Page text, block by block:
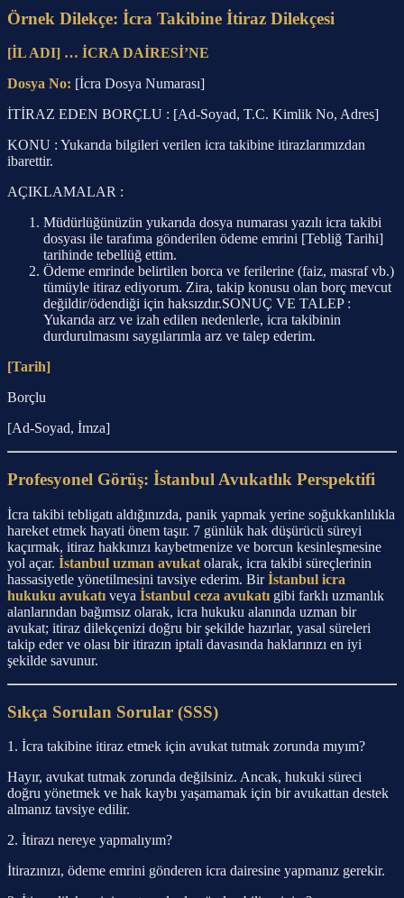
Örnek Dilekçe: İcra Takibine İtiraz Dilekçesi
[İL ADI] … İCRA DAİRESİ’NE
Dosya No: [İcra Dosya Numarası]
İTİRAZ EDEN BORÇLU : [Ad-Soyad, T.C. Kimlik No, Adres]
KONU : Yukarıda bilgileri verilen icra takibine itirazlarımızdan
ibarettir.
AÇIKLAMALAR :
Müdürlüğünüzün yukarıda dosya numarası yazılı icra takibi
dosyası ile tarafıma gönderilen ödeme emrini [Tebliğ Tarihi]
tarihinde tebellüğ ettim.
Ödeme emrinde belirtilen borca ve ferilerine (faiz, masraf vb.)
tümüyle itiraz ediyorum. Zira, takip konusu olan borç mevcut
değildir/ödendiği için haksızdır.SONUÇ VE TALEP :
Yukarıda arz ve izah edilen nedenlerle, icra takibinin
durdurulmasını saygılarımla arz ve talep ederim.
[Tarih]
Borçlu
[Ad-Soyad, İmza]
Profesyonel Görüş: İstanbul Avukatlık Perspektifi
İcra takibi tebligatı aldığınızda, panik yapmak yerine soğukkanlılıkla
hareket etmek hayati önem taşır. 7 günlük hak düşürücü süreyi
kaçırmak, itiraz hakkınızı kaybetmenize ve borcun kesinleşmesine
yol açar. İstanbul uzman avukat olarak, icra takibi süreçlerinin
hassasiyetle yönetilmesini tavsiye ederim. Birİstanbul icra
hukuku avukatı veya İstanbul ceza avukatı gibi farklı uzmanlık
alanlarından bağımsız olarak, icra hukuku alanında uzman bir
avukat; itiraz dilekçenizi doğru bir şekilde hazırlar, yasal süreleri
takip eder ve olası bir itirazın iptali davasında haklarınızı en iyi
şekilde savunur.
Sıkça Sorulan Sorular (SSS)
1. İcra takibine itiraz etmek için avukat tutmak zorunda mıyım?
Hayır, avukat tutmak zorunda değilsiniz. Ancak, hukuki süreci
doğru yönetmek ve hak kaybı yaşamamak için bir avukattan destek
almanız tavsiye edilir.
2. İtirazı nereye yapmalıyım?
İtirazınızı, ödeme emrini gönderen icra dairesine yapmanız gerekir.